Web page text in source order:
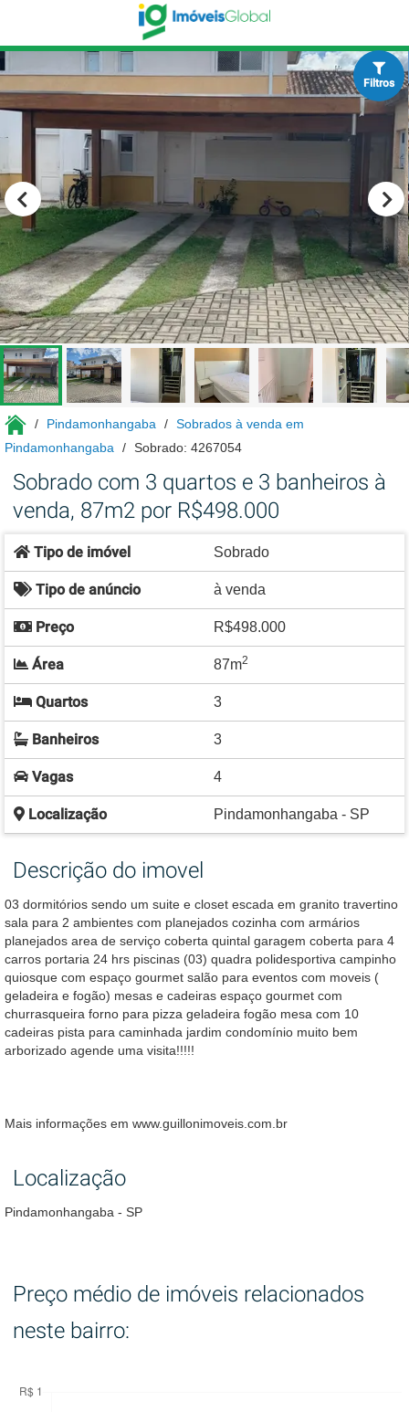
Pindamonhangaba
Sobrados à venda em
Pindamonhangaba
Sobrado: 4267054
Sobrado com 3 quartos e 3 banheiros à
venda, 87m2 por R$498.000
Tipo de imóvel Sobrado
Tipo de anúncio à venda
Preço R$498.000
Área 87m2
Quartos 3
Banheiros 3
Vagas 4
Localização Pindamonhangaba - SP
Descrição do imovel
03 dormitórios sendo um suite e closet escada em granito travertino
sala para 2 ambientes com planejados cozinha com armários
planejados area de serviço coberta quintal garagem coberta para 4
carros portaria 24 hrs piscinas (03) quadra polidesportiva campinho
quiosque com espaço gourmet salão para eventos com moveis (
geladeira e fogão) mesas e cadeiras espaço gourmet com
churrasqueira forno para pizza geladeira fogão mesa com 10
cadeiras pista para caminhada jardim condomínio muito bem
arborizado agende uma visita!!!!!
Mais informações em www.guillonimoveis.com.br
Localização
Pindamonhangaba - SP
Preço médio de imóveis relacionados
neste bairro:
Filtros